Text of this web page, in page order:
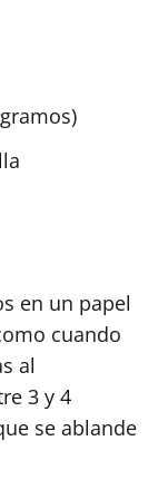
en un papel
cuando
al
3 y 4
se ablande